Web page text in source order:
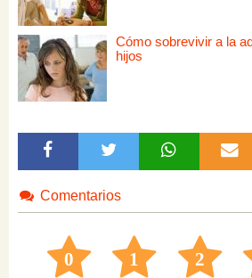
Cómo sobrevivir a la
hijos
Comentarios
0 1 2